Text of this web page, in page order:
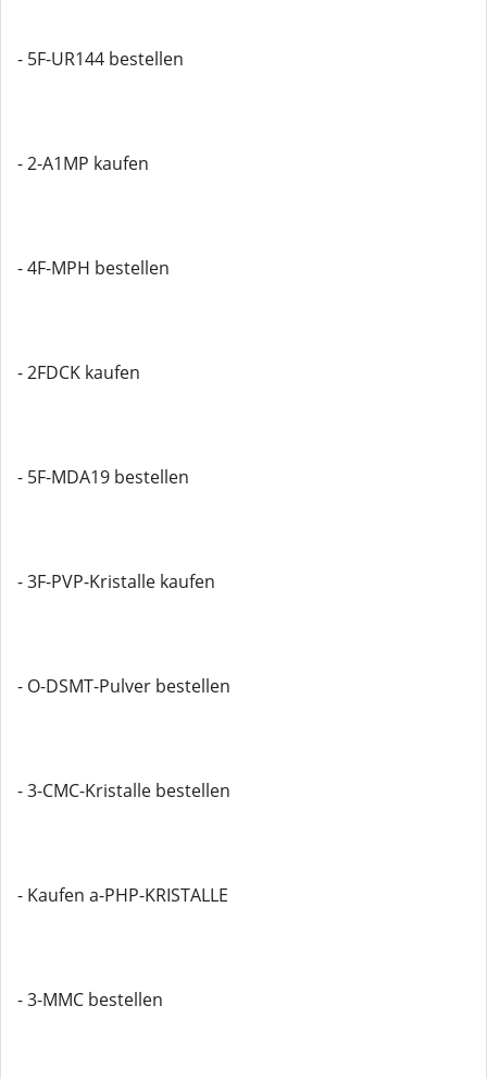
- 5F-UR144 bestellen
- 2-A1MP kaufen
- 4F-MPH bestellen
- 2FDCK kaufen
- 5F-MDA19 bestellen
- 3F-PVP-Kristalle kaufen
- O-DSMT-Pulver bestellen
- 3-CMC-Kristalle bestellen
- Kaufen a-PHP-KRISTALLE
- 3-MMC bestellen